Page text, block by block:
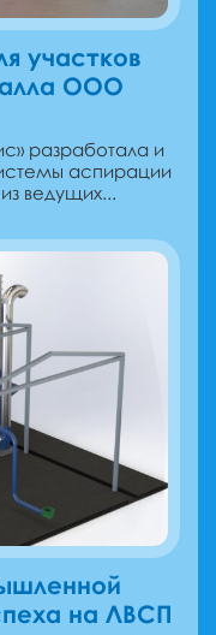
участков
ООО
разработала и
аспирации
ведущих...
на ЛВСП